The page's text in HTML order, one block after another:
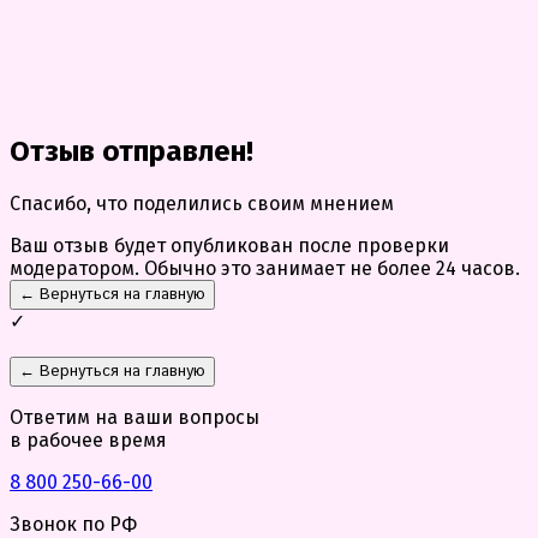
Отзыв отправлен!
Спасибо, что поделились своим мнением
Ваш отзыв будет опубликован после проверки
модератором. Обычно это занимает не более 24 часов.
← Вернуться на главную
✓
← Вернуться на главную
Ответим на ваши вопросы
в рабочее время
8 800 250-66-00
Звонок по РФ